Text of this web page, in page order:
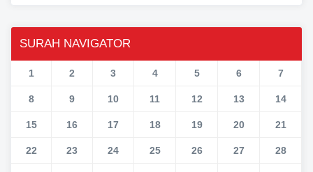
SURAH NAVIGATOR
1 2 3 4 5 6 7
8 9 10 11 12 13 14
15 16 17 18 19 20 21
22 23 24 25 26 27 28